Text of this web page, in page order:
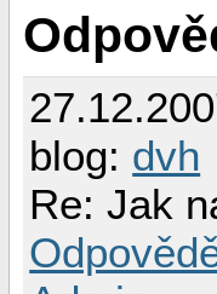
blog: dvh
Re: Jak